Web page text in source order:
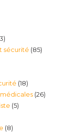
33
produits
sécurité 8585
1818
produits
2626
55
88